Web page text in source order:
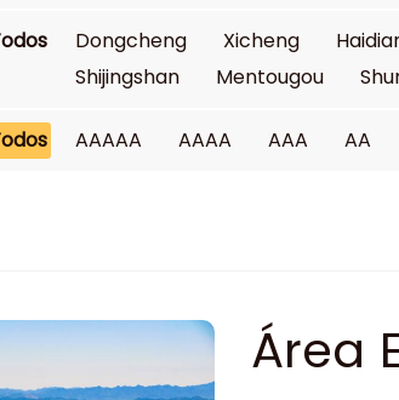
Dongcheng Xicheng
Shijingshan
Mentougou
AAAAA AAAA AAA AA
Área